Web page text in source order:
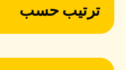
ترتيب حسب